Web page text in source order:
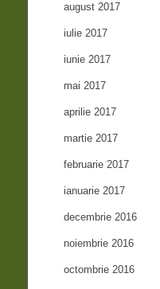
august 2017
iulie 2017
iunie 2017
mai 2017
aprilie 2017
martie 2017
februarie 2017
ianuarie 2017
decembrie 2016
noiembrie 2016
octombrie 2016